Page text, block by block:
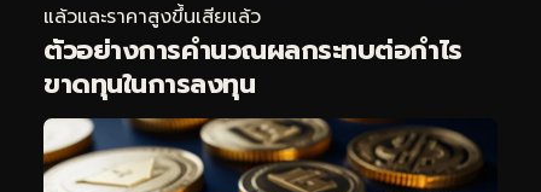
แล้วและราคาสูงขึ้นเสียแล้ว
ตัวอย่างการคำนวณผลกระทบต่อกำไร
ขาดทุนในการลงทุน